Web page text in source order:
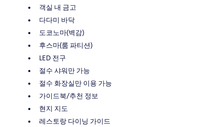
객실 내 금고
다다미 바닥
도코노마(벽감)
후스마(룸 파티션)
LED 전구
절수 샤워만 가능
절수 화장실만 이용 가능
가이드북/추천 정보
현지 지도
레스토랑 다이닝 가이드